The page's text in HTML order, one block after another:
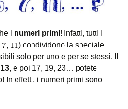
i numeri primi! Infatti, tutti i
) condividono la speciale
solo per uno e per se stessi.
, e poi 17, 19, 23… potete
In effetti, i numeri primi sono